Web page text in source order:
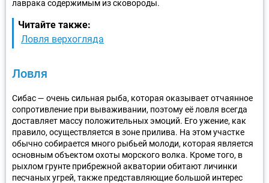
лаврака содержимым из сковороды.
Читайте также:
Ловля верхогляда
Ловля
Сибас — очень сильная рыба, которая оказывает отчаянное
сопротивление при вываживании, поэтому её ловля всегда
доставляет массу положительных эмоций. Его ужение, как
правило, осуществляется в зоне прилива. На этом участке
обычно собирается много рыбьей молоди, которая является
основным объектом охоты морского волка. Кроме того, в
рыхлом грунте прибрежной акватории обитают личинки
песчаных угрей, также представляющие большой интерес